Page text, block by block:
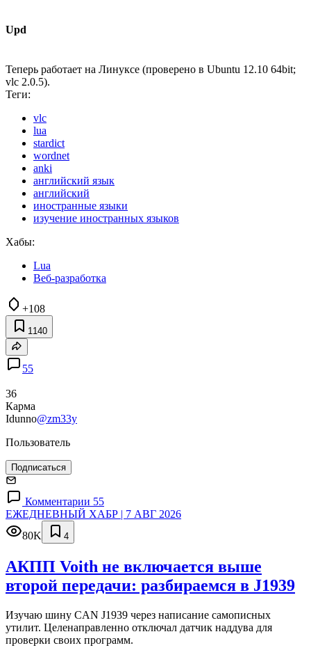
Upd
Теперь работает на Линуксе (проверено в Ubuntu 12.10 64bit;
vlc 2.0.5).
Теги:
vlc
lua
stardict
wordnet
anki
английский язык
английский
иностранные языки
изучение иностранных языков
Хабы:
Lua
Веб-разработка
+108
1140
55
36
Карма
Idunno@zm33y
Пользователь
Подписаться
Комментарии 55
ЕЖЕДНЕВНЫЙ ХАБР | 7 АВГ 2026
80K
4
АКПП Voith не включается выше
второй передачи: разбираемся в J1939
Изучаю шину CAN J1939 через написание самописных
утилит. Целенаправленно отключал датчик наддува для
проверки своих программ.